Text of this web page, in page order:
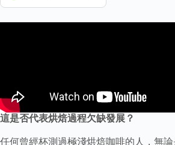
這是否代表烘焙過程欠缺發展？
任何曾經杯測過極淺烘焙咖啡的人，無